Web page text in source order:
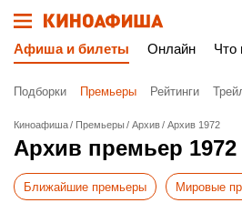
Афиша и билеты Онлайн Что
Подборки Премьеры Рейтинги
Киноафиша Премьеры Архив Архив 1972
Архив премьер 1972
Ближайшие премьеры Мировые